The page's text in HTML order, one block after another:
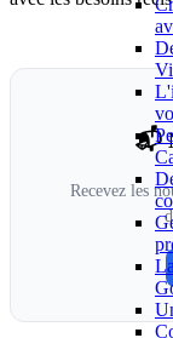
📬
Recevez les